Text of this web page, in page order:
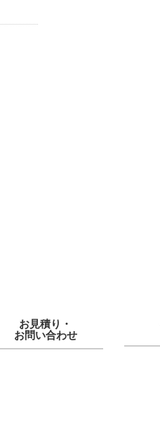
お見積り・
お問い合わせ